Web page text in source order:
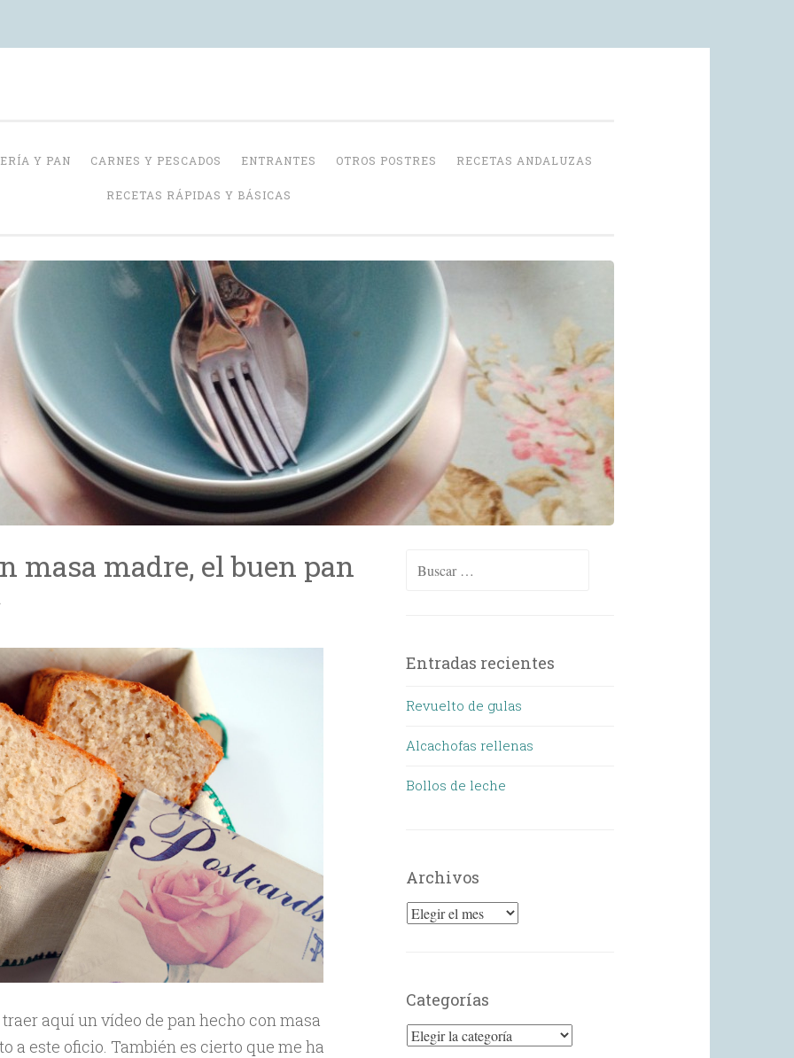
Y PAN CARNES Y PESCADOS ENTRANTES OTROS POSTRES RECETAS ANDALUZAS
RECETAS RÁPIDAS Y BÁSICAS
masa madre, el buen pan
aquí un vídeo de pan hecho con masa
a este oficio. También es cierto que me ha
Buscar:
Entradas recientes
Revuelto de gulas
Alcachofas rellenas
Bollos de leche
Archivos
Archivos
Categorías
Categorías